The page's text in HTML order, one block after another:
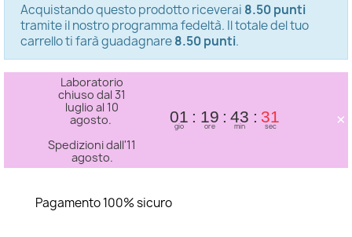
Acquistando questo prodotto riceverai 8.50 punti
tramite il nostro programma fedeltà. Il totale del tuo
carrello ti farà guadagnare8.50 punti.
Laboratorio
chiuso dal 31
luglio al 10
agosto.
Spedizioni dall'11
agosto.
01
gio
19
ore
43
min
30
sec ×
Pagamento 100% sicuro